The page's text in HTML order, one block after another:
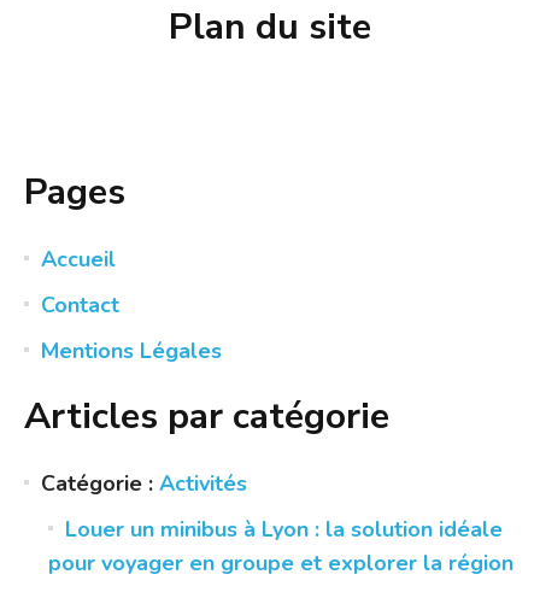
Plan du site
Pages
Accueil
Contact
Mentions Légales
Articles par catégorie
Catégorie : Activités
Louer un minibus à Lyon : la solution idéale
pour voyager en groupe et explorer la région